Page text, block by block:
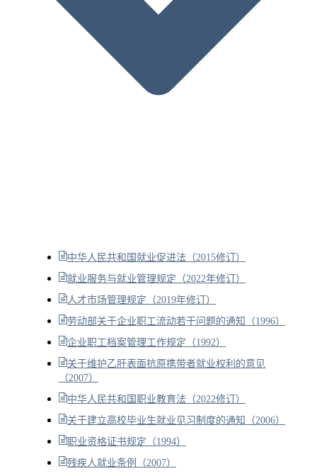
中华人民共和国就业促进法（2015修订）
就业服务与就业管理规定（2022年修订）
人才市场管理规定（2019年修订）
劳动部关于企业职工流动若干问题的通知（1996）
企业职工档案管理工作规定（1992）
关于维护乙肝表面抗原携带者就业权利的意见
（2007）
中华人民共和国职业教育法（2022修订）
关于建立高校毕业生就业见习制度的通知（2006）
职业资格证书规定（1994）
残疾人就业条例（2007）